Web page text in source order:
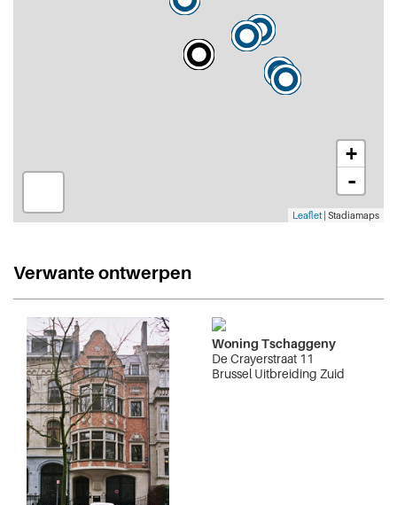
+
-
Leaflet | Stadiamaps
Verwante ontwerpen
Woning Tschaggeny
De Crayerstraat 11
Brussel Uitbreiding Zuid